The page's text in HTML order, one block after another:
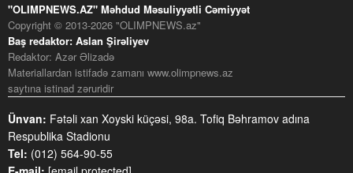
"OLIMPNEWS.AZ" Məhdud Məsuliyyətli Cəmiyyət
Copyright © 2013-2026 "OLIMPNEWS.az"
Baş redaktor: Aslan Şirəliyev
Redaktor: Azər Əlizadə
Materiallardan istifadə zamanı www.olimpnews.az
saytına istinad zəruridir
Ünvan: Fətəli xan Xoyski küçəsi, 98a. Tofiq Bəhramov adına
Respublika Stadionu
Tel: (012) 564-90-55